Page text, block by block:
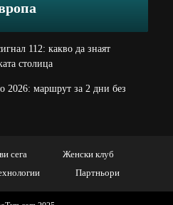
112: какво да знаят
столица
2026: маршрут за 2 дни без
сега
Женски клуб
Партньори